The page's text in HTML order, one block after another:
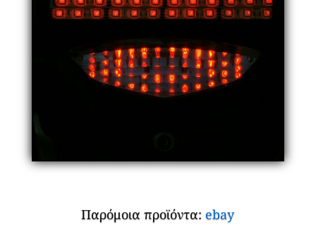
Παρόμοια προϊόντα:ebay